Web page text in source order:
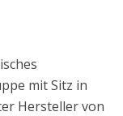
mit Sitz in
Hersteller von